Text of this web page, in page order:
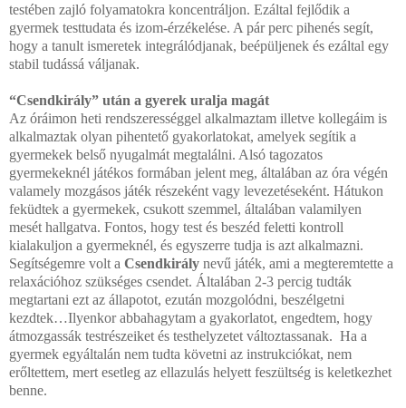
testében zajló folyamatokra koncentráljon. Ezáltal fejlődik a
gyermek testtudata és izom-érzékelése. A pár perc pihenés segít,
hogy a tanult ismeretek integrálódjanak, beépüljenek és ezáltal egy
stabil tudássá váljanak.
“Csendkirály” után a gyerek uralja magát
Az óráimon heti rendszerességgel alkalmaztam illetve kollegáim is
alkalmaztak olyan pihentető gyakorlatokat, amelyek segítik a
gyermekek belső nyugalmát megtalálni. Alsó tagozatos
gyermekeknél játékos formában jelent meg, általában az óra végén
valamely mozgásos játék részeként vagy levezetéseként. Hátukon
feküdtek a gyermekek, csukott szemmel, általában valamilyen
mesét hallgatva. Fontos, hogy test és beszéd feletti kontroll
kialakuljon a gyermeknél, és egyszerre tudja is azt alkalmazni.
Segítségemre volt a Csendkirály nevű játék, ami a megteremtette a
relaxációhoz szükséges csendet. Általában 2-3 percig tudták
megtartani ezt az állapotot, ezután mozgolódni, beszélgetni
kezdtek…Ilyenkor abbahagytam a gyakorlatot, engedtem, hogy
átmozgassák testrészeiket és testhelyzetet változtassanak. Ha a
gyermek egyáltalán nem tudta követni az instrukciókat, nem
erőltettem, mert esetleg az ellazulás helyett feszültség is keletkezhet
benne.